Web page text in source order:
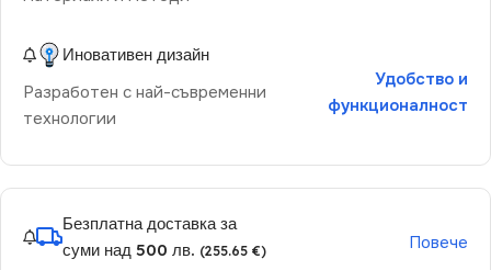
Иновативен дизайн
Разработен с най-съвременни
технологии
Удобство и
функционалност
Безплатна доставка за
суми над 500 лв. (255.65 €) Повече